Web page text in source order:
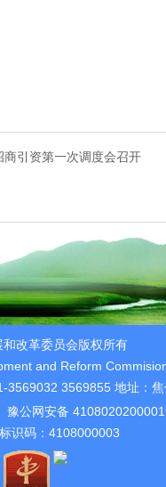
引资第一次调度会召开
和改革委员会版权所有
and Reform
3569032 3569855 地址：
豫公网安备
识码：4108000003